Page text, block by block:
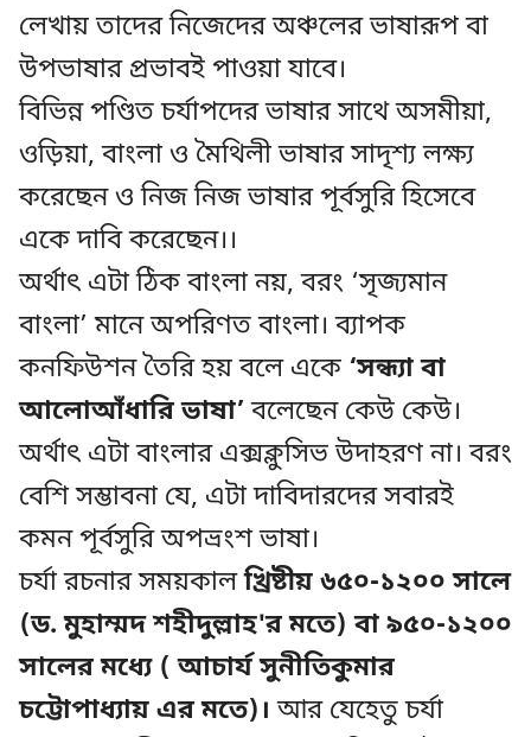
লেখায় তাদের নিজেদের অঞ্চলের ভাষারূপ বা
উপভাষার প্রভাবই পাওয়া যাবে।
বিভিন্ন পণ্ডিত চর্যাপদের ভাষার সাথে অসমীয়া,
ওড়িয়া, বাংলা ও মৈথিলী ভাষার সাদৃশ্য লক্ষ্য
করেছেন ও নিজ নিজ ভাষার পূর্বসুরি হিসেবে
একে দাবি করেছেন।।
অর্থাৎ এটা ঠিক বাংলা নয়, বরং ‘সৃজ্যমান
বাংলা’ মানে অপরিণত বাংলা। ব্যাপক
কনফিউশন তৈরি হয় বলে একে ‘সন্ধ্যা বা
আলোআঁধারি ভাষা’ বলেছেন কেউ কেউ।
অর্থাৎ এটা বাংলার এক্সক্লুসিভ উদাহরণ না। বরং
বেশি সম্ভাবনা যে, এটা দাবিদারদের সবারই
কমন পূর্বসুরি অপভ্রংশ ভাষা।
চর্যা রচনার সময়কালখ্রিষ্টীয় ৬৫০-১২০০ সালে
(ড. মুহাম্মদ শহীদুল্লাহ'র মতে) বা ৯৫০-১২০০
সালের মধ্যে ( আচার্য সুনীতিকুমার
চট্টোপাধ্যায় এর মতে)।আর যেহেতু চর্যা